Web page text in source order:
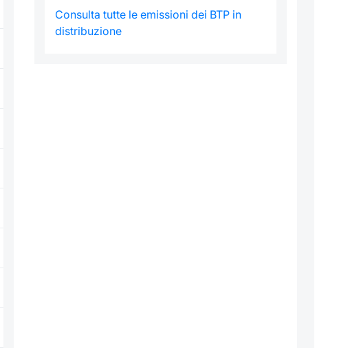
Consulta tutte le emissioni dei BTP in
distribuzione